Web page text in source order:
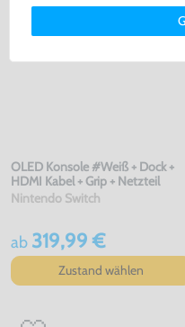
OLED Konsole #Weiß + Dock +
HDMI Kabel + Grip + Netzteil
Nintendo Switch
ab 319,99 €
Zustand wählen
Deinen Rechten als